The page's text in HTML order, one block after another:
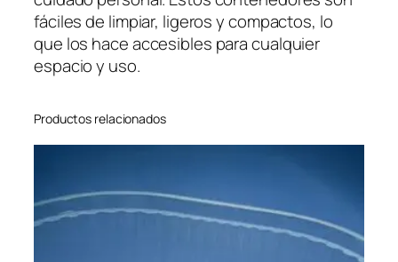
fáciles de limpiar, ligeros y compactos, lo
que los hace accesibles para cualquier
espacio y uso.
Productos relacionados